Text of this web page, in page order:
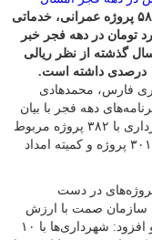
استاندار فارس گفت: از بهره‌برداری یک‌هزار و ۵۸۱ پروژه عمرانی، خدماتی
اعتبار بالغ بر ۳۵ هزار و ۷۰۰ میلیارد تومان در دهه فجر خبر
گذشته از نظر ریالی
فارس، محمدهادی
دهه فجر با بیان
اینکه بیشترین پروژه‌های در دست افتتاح و بهره‌برداری با ۳۸۲ پروژه مربوط
به دهیاری‌های فارس است، گفت: شهرداری‌ها با ۳۰۱ پروژه و کمیته امداد
در دست
سازمان صمت با ارزش
اعتباری ۱۵ هزار و ۸۰۰ میلیارد تومان اعلام کرد و افزود: شهرداری‌ها با ۱۰